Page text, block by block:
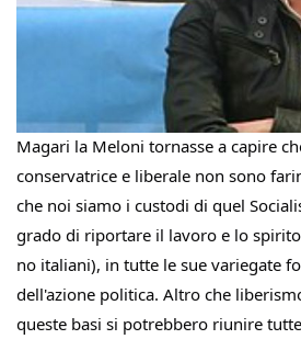
Magari la Meloni tornasse a capire
conservatrice e liberale non sono
che noi siamo i custodi di quel
grado di riportare il lavoro e lo
no italiani), in tutte le sue variegate
dell'azione politica. Altro che
queste basi si potrebbero riunire